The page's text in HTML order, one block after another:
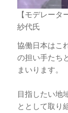
【モデレー
紗代氏
協働日本はこ
の担い手たち
まいります。
目指したい地
ととして取り